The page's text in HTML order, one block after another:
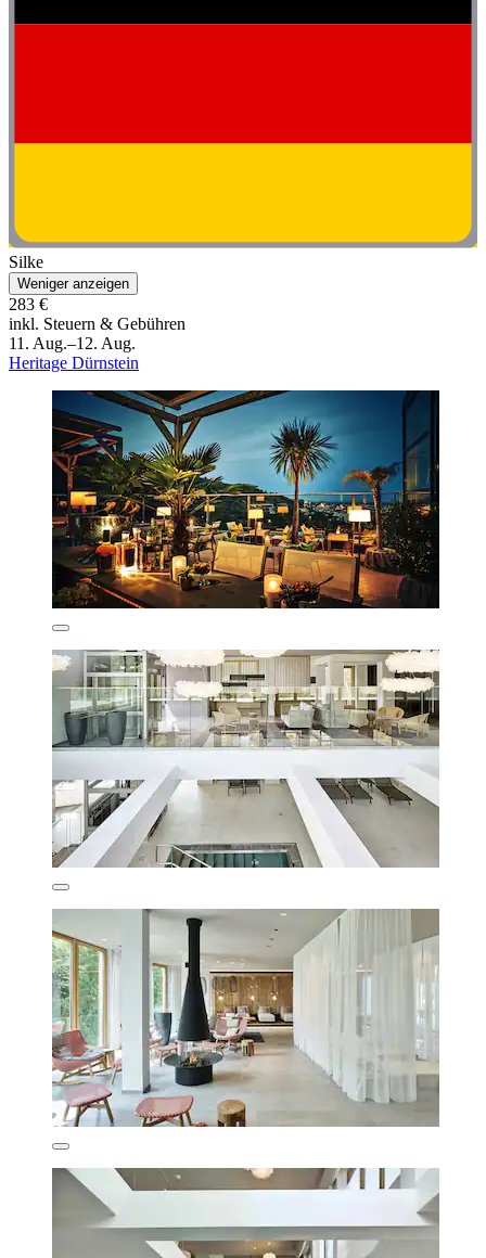
Silke
Weniger anzeigen
283 €
inkl. Steuern & Gebühren
11. Aug.–12. Aug.
Heritage Dürnstein